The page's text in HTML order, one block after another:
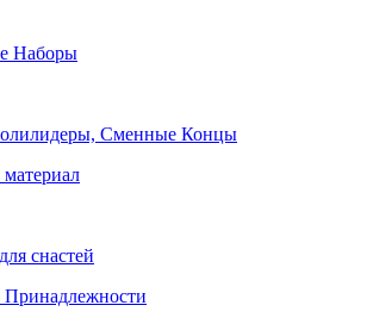
Наборы
Сменные Концы
снастей